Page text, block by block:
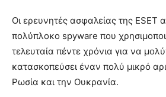
Οι ερευνητές ασφαλείας της
πολύπλοκο spyware που
τελευταία πέντε χρόνια για να
κατασκοπεύσει έναν πολύ μικρό
Ρωσία και την Ουκρανία.